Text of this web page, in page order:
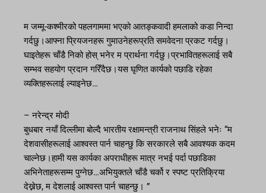
म जम्मू-कश्मीरको पहलगाममा भएको आतङ्कवादी हमलाको कडा निन्दा
गर्दछु।आफ्ना प्रियजनहरू गुमाउनेहरूप्रति समवेदना प्रकट गर्दछु।
घाइतेहरू चाँडै निको होस् भनेर म प्रार्थना गर्दछु।प्रभावितहरूलाई सबै
सम्भव सहयोग प्रदान गरिँदैछ।यस घृणित कार्यको पछाडि रहेका
व्यक्तिहरूलाई ल्याइनेछ…
– नरेन्द्र मोदी
बुधबार नयाँ दिल्लीमा बोल्दै भारतीय रक्षामन्त्री राजनाथ सिंहले भनेः “म
देशवासीहरूलाई आश्वस्त पार्न चाहन्छु कि सरकारले सबै आवश्यक कदम
चाल्नेछ।हामी यस कार्यका अपराधीहरू मात्र नभई पर्दा पछाडिका
अभिनेताहरूसम्म पुग्नेछ…अभियुक्तले चाँडै चर्को र स्पष्ट प्रतिक्रिया
देख्नेछ, म देशलाई आश्वस्त पार्न चाहन्छु। ”